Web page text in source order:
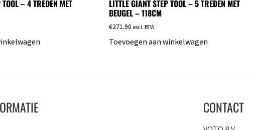
– 4 TREDEN MET LITTLE GIANT STEP TOOL – 5 TREDEN MET
BEUGEL – 118CM
€271.90 excl. BTW
Toevoegen aan winkelwagen
CONTACT